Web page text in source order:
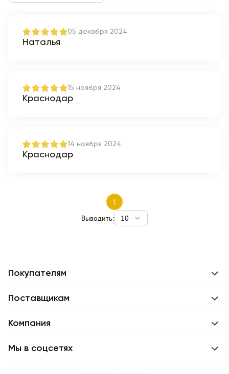
05 декабря 2024
Наталья
15 ноября 2024
Краснодар
14 ноября 2024
Краснодар
1
Выводить:
10
Покупателям
Поставщикам
Компания
Мы в соцсетях